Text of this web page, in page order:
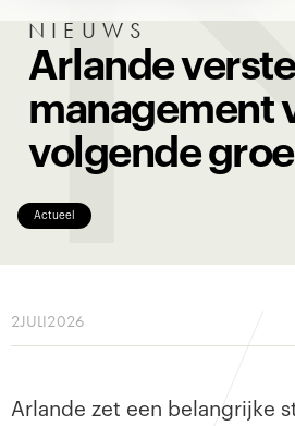
NIEUWS
Arlande
management
volgende
Actueel
2JULI2026
Arlande zet een belangrijke